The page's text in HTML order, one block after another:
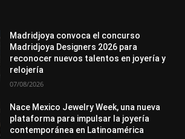
Novedades Opiniones
Perspectiva
Secciones Sin categoría
Más
Madridjoya convoca el concurso
Madridjoya Designers 2026 para
reconocer nuevos talentos en joyería y
relojería
07/08/2026
Nace Mexico Jewelry Week, una nueva
plataforma para impulsar la joyería
contemporánea en Latinoamérica